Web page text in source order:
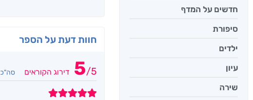
חדשים על המדף
סיפורת
ילדים
עיון
שירה
חוות דעת על הספר
5/5 דירוג הקוראים סה"כ 2 חוות דעת
5